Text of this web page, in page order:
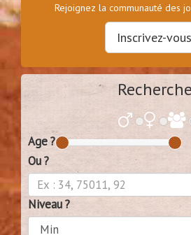
Rejoignez la communauté des
Inscrivez-
Age ?
Ou ?
Niveau ?